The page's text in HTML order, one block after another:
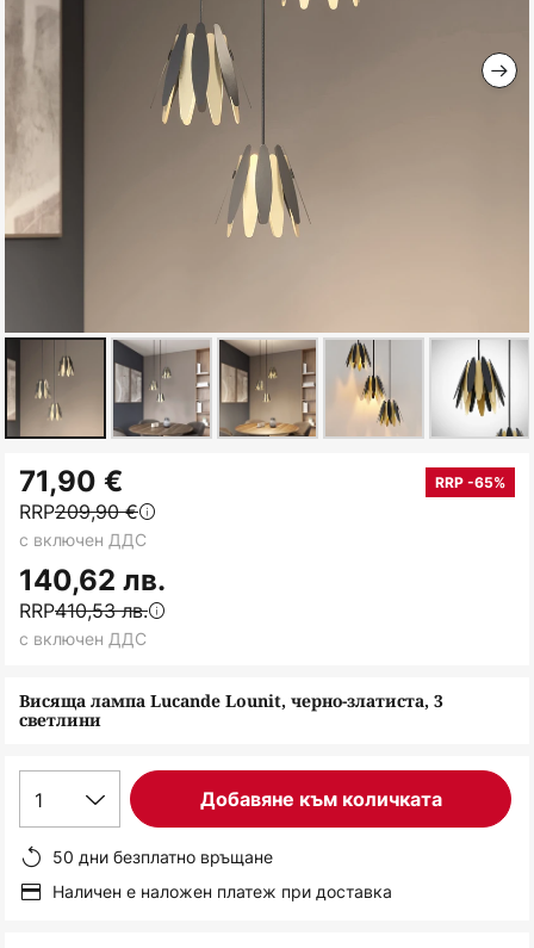
към
началото
на
галерия
със
снимки
Висяща лампа Lucande Lounit, черно-златиста, 3
светлини
71,90 € RRP -65%
RRP209,90 €
140,62 лв.
RRP410,53 лв.
с включен ДДС
с включен ДДС
1 Добавяне към количката
50 дни безплатно връщане
Наличен е наложен платеж при доставка